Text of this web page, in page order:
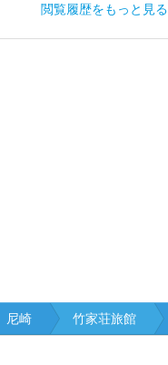
閲覧履歴をもっと見る
尼崎 竹家荘旅館